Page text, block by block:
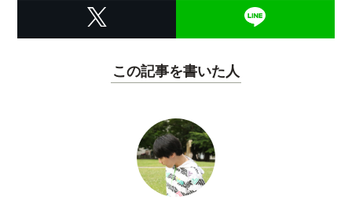
この記事を書いた人